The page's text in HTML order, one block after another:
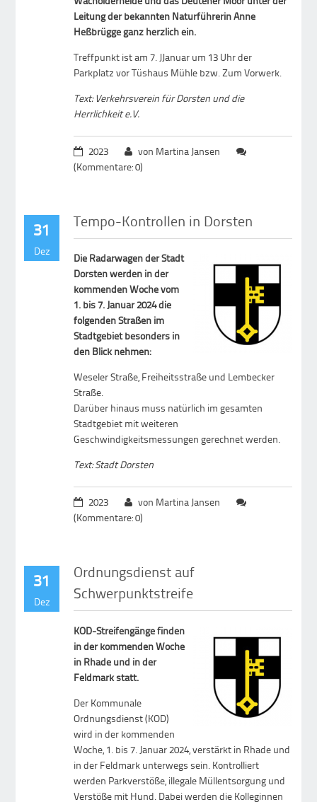
Leitung der bekannten Naturführerin Anne
Heßbrügge ganz herzlich ein.
Treffpunkt ist am 7. JJanuar um 13 Uhr der
Parkplatz vor Tüshaus Mühle bzw. Zum Vorwerk.
Text: Verkehrsverein für Dorsten und die
Herrlichkeit e.V.
2023
von Martina Jansen
(Kommentare: 0)
31
Dez
Tempo-Kontrollen in Dorsten
Die Radarwagen der Stadt
Dorsten werden in der
kommenden Woche vom
1. bis 7. Januar 2024 die
folgenden Straßen im
Stadtgebiet besonders in
den Blick nehmen:
Weseler Straße, Freiheitsstraße und Lembecker
Straße.
Darüber hinaus muss natürlich im gesamten
Stadtgebiet mit weiteren
Geschwindigkeitsmessungen gerechnet werden.
Text: Stadt Dorsten
2023
von Martina Jansen
(Kommentare: 0)
31
Dez
Ordnungsdienst auf
Schwerpunktstreife
KOD-Streifengänge finden
in der kommenden Woche
in Rhade und in der
Feldmark statt.
Der Kommunale
Ordnungsdienst (KOD)
wird in der kommenden
Woche, 1. bis 7. Januar 2024, verstärkt in Rhade und
in der Feldmark unterwegs sein. Kontrolliert
werden Parkverstöße, illegale Müllentsorgung und
Verstöße mit Hund. Dabei werden die Kolleginnen